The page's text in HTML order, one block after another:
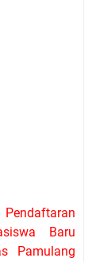
Baru
Pamulang